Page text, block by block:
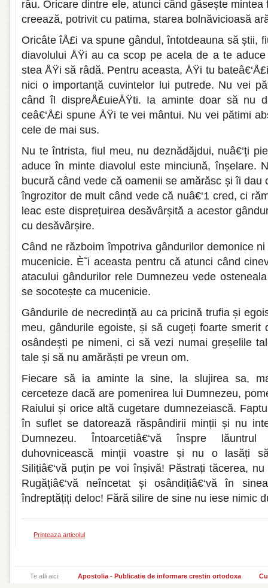
rău. Oricare dintre ele, atunci când găsește
creează, potrivit cu patima, starea bolnăvicioasă
Oricâte îÅ£i va spune gândul, întotdeauna să știi,
diavolului ÅŸi au ca scop pe acela de a te
stea ÅŸi să râdă. Pentru aceasta, ÅŸi tu
nici o importanță cuvintelor lui putrede. Nu vei
când îl dispreÅ£uieÅŸti. Ia aminte doar să nu
ceâ€‘Å£i spune ÅŸi te vei mântui. Nu vei pătimi
cele de mai sus.
Nu te întrista, fiul meu, nu deznădăjdui, nuâ€‘ți
aduce în minte diavolul este minciună, înșelare.
bucură când vede că oamenii se amărăsc și îi dau
îngrozitor de mult când vede că nuâ€‘1 cred, ci
leac este disprețuirea desăvârșită a acestor
cu desăvârșire.
Când ne războim împotriva gândurilor demonice
mucenicie. È˜i aceasta pentru că atunci când
atacului gândurilor rele Dumnezeu vede
se socotește ca mucenicie.
Gândurile de necredință au ca pricină trufia și
meu, gândurile egoiste, și să cugeți foarte smerit
osândești pe nimeni, ci să vezi numai greșelile
tale și să nu amărăști pe vreun om.
Fiecare să ia aminte la sine, la slujirea sa,
cerceteze dacă are pomenirea lui Dumnezeu,
Raiului și orice altă cugetare dumnezeiască.
în suflet se datorează răspândirii minții și nu
Dumnezeu. Întoarcetiâ€‘vă înspre
duhovnicească minții voastre și nu o lasăți
Silițiâ€‘vă puțin pe voi înșivă! Păstrați tăcerea,
Rugățiâ€‘vă neîncetat și osândițiâ€‘vă în
îndreptățiți deloc! Fără silire de sine nu iese nimic
Printeaza articolul
Te afli aici: Apostolia - Publicatie de informare crestin ortodoxa